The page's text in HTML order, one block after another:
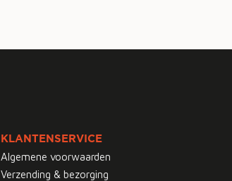
KLANTENSERVICE
Algemene voorwaarden
Verzending & bezorging